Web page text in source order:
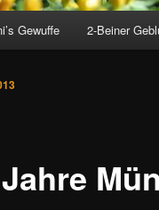
Gewuffe 2-Beiner